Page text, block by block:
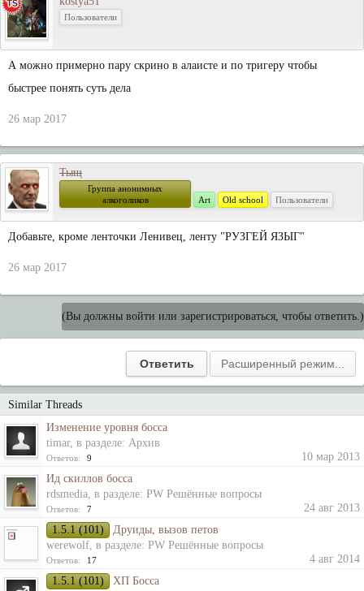
Пользователи
А можно примерно пару скрино в алаисте и по тригеру чтобы
быстрее понять суть дела
26 мар 2017
Тыщ
Группа анонимных
алкоголиков
Art Old school Пользователи
Добавьте, кроме ленточки Ленивец, ленту "РУЗГЕЙ ЯЗЫГ"
26 мар 2017
(Вы должны войти или зарегистрироваться, чтобы ответить.)
Similar Threads
Изменение уровня босса
timar, в разделе: Архив
Ответов: 9
10 мар 2013
Ид скиллов босса
rdsmedia, в разделе: PW Решённые вопросы
Ответов: 7
24 авг 2013
1.5.1 (101)
Друиды, вызов петов
werewolf, в разделе: PW Решённые вопросы
Ответов: 17
4 авг 2014
1.5.1 (101)
ХП Босса